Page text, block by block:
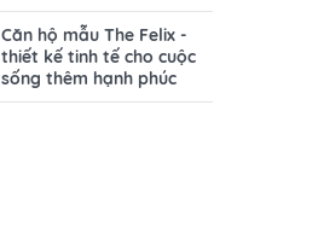
Căn hộ mẫu The Felix -
thiết kế tinh tế cho cuộc
sống thêm hạnh phúc